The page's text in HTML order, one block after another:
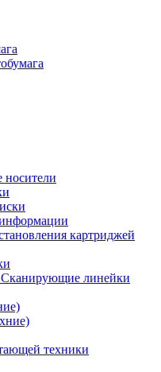
носители
картриджей
Сканирующие линейки
техники